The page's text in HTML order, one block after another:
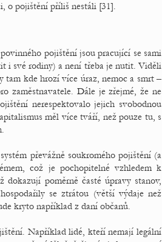
o pojištění příliš nestáli [31].
pojištění jsou pracující se sami
i své rodiny) a není třeba je nutit. Viděli
tam kde hrozí více úraz, nemoc a smrt –
zaměstnavatele. Dále je zřejmé, že ne
nerespektovalo jejich svobodnou
měl více tváří, než pouze tu, s
převážně soukromého pojištění (a
což je pochopitelné vzhledem k
poměrně časté úpravy stanov,
se ztrátou (větší výdaje než
kryto například z daní občanů.
Například lidé, kteří nemají legální